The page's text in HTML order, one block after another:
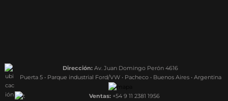
Dirección: Av. Juan Domingo Perón 4616
Puerta 5 • Parque industrial Ford/VW • Pacheco • Buenos Aires • Argentina
Ventas:+54 9 11 2381 1956